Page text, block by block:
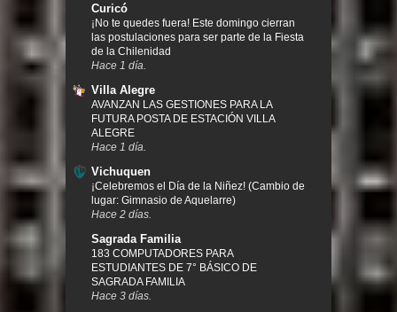
Curicó
¡No te quedes fuera! Este domingo cierran
las postulaciones para ser parte de la Fiesta
de la Chilenidad
Hace 1 día.
Villa Alegre
AVANZAN LAS GESTIONES PARA LA
FUTURA POSTA DE ESTACIÓN VILLA
ALEGRE
Hace 1 día.
Vichuquen
¡Celebremos el Día de la Niñez! (Cambio de
lugar: Gimnasio de Aquelarre)
Hace 2 días.
Sagrada Familia
183 COMPUTADORES PARA
ESTUDIANTES DE 7° BÁSICO DE
SAGRADA FAMILIA
Hace 3 días.